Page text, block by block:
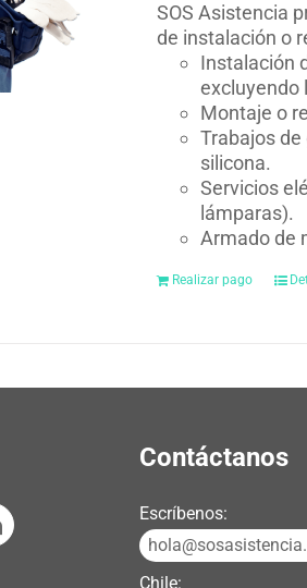
SOS Asistencia
de instalación o
Instalación
excluyendo
Montaje o
Trabajos
silicona.
Servicios
lámparas).
Armado de
Realizar pago
Contáctanos
Escríbenos:
Chile: